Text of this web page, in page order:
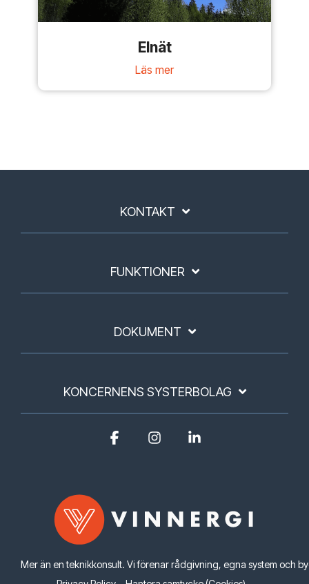
Elnät
Läs mer
KONTAKT
FUNKTIONER
DOKUMENT
KONCERNENS SYSTERBOLAG
Mer än en teknikkonsult. Vi förenar rådgivning, egna system och
FacebookInstagram